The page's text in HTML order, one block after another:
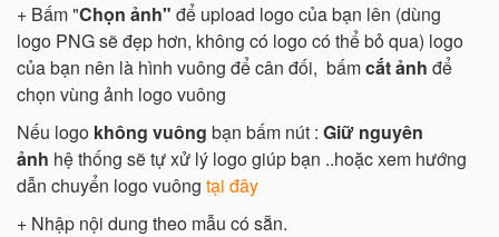
+ Bấm "Chọn ảnh" để upload logo của bạn lên (dùng
logo PNG sẽ đẹp hơn, không có logo có thể bỏ qua) logo
của bạn nên là hình vuông để cân đối, bấmcắt ảnh để
chọn vùng ảnh logo vuông
Nếu logo không vuông bạn bấm nút : Giữ nguyên
ảnh hệ thống sẽ tự xử lý logo giúp bạn ..hoặc xem hướng
dẫn chuyển logo vuông tại đây
+ Nhập nội dung theo mẫu có sẵn.